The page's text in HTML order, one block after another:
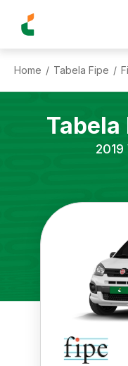
Home / Tabela Fipe /
Tabela
2019